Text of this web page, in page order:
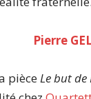
Pierre
pièceLe but